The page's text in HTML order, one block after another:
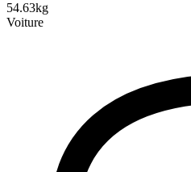
54.63kg
Voiture